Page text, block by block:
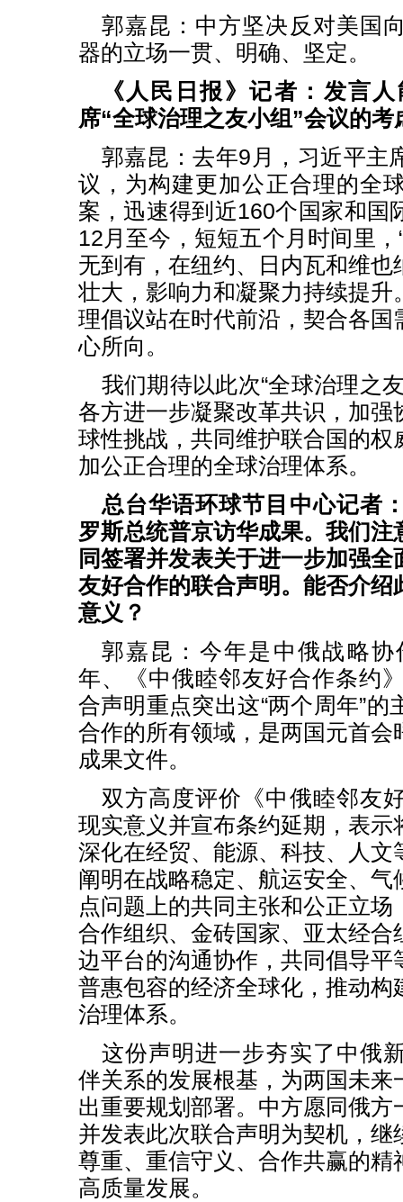
郭嘉昆：中方坚决反对美国
器的立场一贯、明确、坚定。
《人民日报》记者：发言
席“全球治理之友小组”会议的考
郭嘉昆：去年9月，习近平主
议，为构建更加公正合理的全
案，迅速得到近160个国家和国
12月至今，短短五个月时间里，
无到有，在纽约、日内瓦和维也
壮大，影响力和凝聚力持续提升
理倡议站在时代前沿，契合各国
心所向。
我们期待以此次“全球治理之
各方进一步凝聚改革共识，加强
球性挑战，共同维护联合国的权
加公正合理的全球治理体系。
总台华语环球节目中心记者
罗斯总统普京访华成果。我们注
同签署并发表关于进一步加强
友好合作的联合声明。能否介绍
意义？
郭嘉昆：今年是中俄战略
年、《中俄睦邻友好合作条约
合声明重点突出这“两个周年”
合作的所有领域，是两国元首会
成果文件。
双方高度评价《中俄睦邻友
现实意义并宣布条约延期，表示
深化在经贸、能源、科技、人文
阐明在战略稳定、航运安全、气
点问题上的共同主张和公正立
合作组织、金砖国家、亚太经合
边平台的沟通协作，共同倡导平
普惠包容的经济全球化，推动构
治理体系。
这份声明进一步夯实了中俄
伴关系的发展根基，为两国未来
出重要规划部署。中方愿同俄方
并发表此次联合声明为契机，继
尊重、重信守义、合作共赢的精
高质量发展。